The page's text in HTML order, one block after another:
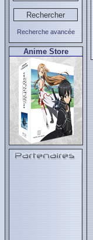
Recherche avancée
Anime Store